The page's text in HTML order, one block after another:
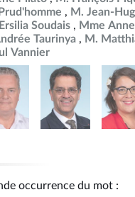
M. Jean-
Soudais
Mme
Taurinya
M.
Vannier
occurrence du mot :